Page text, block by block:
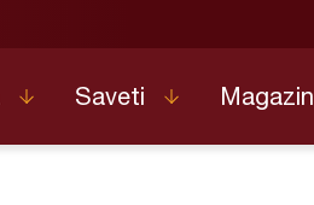
Saveti Magazin